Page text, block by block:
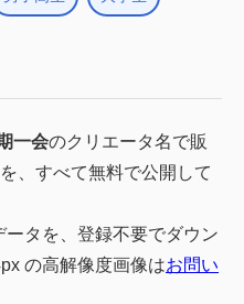
一会のクリエータ名で販
、すべて無料で公開して
タを、登録不要でダウン
の高解像度画像はお問い